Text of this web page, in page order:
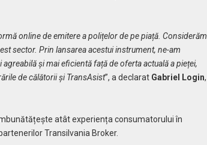
online de emitere a polițelor de pe piață. Considerăm
sector. Prin lansarea acestui instrument, ne-am
și mai eficientă față de oferta actuală a pieței,
de călătorii și TransAsist”, a declarat Gabriel Login,
atât experiența consumatorului în
Transilvania Broker.